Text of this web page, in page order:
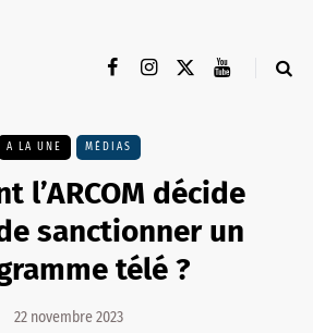
A LA UNE MÉDIAS
l’ARCOM décide
sanctionner un
télé ?
22 novembre 2023